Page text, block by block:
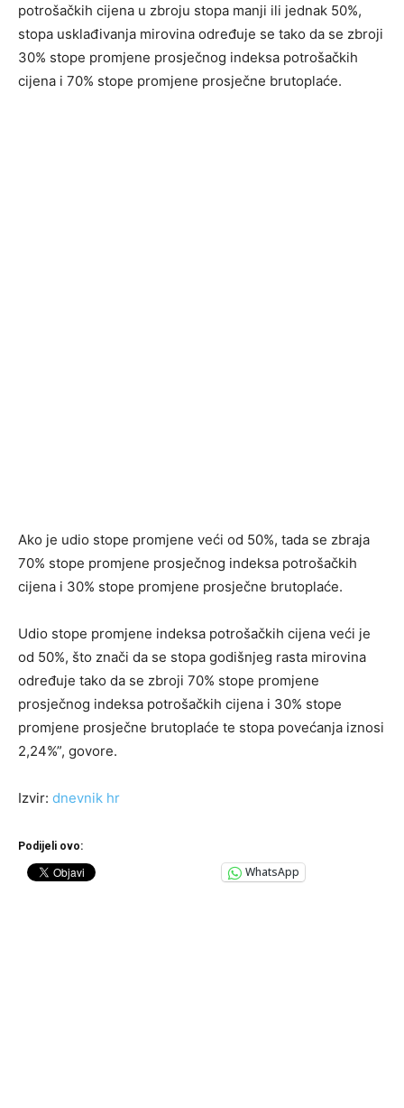
potrošačkih cijena u zbroju stopa manji ili jednak 50%,
stopa usklađivanja mirovina određuje se tako da se zbroji
30% stope promjene prosječnog indeksa potrošačkih
cijena i 70% stope promjene prosječne brutoplaće.
Ako je udio stope promjene veći od 50%, tada se zbraja
70% stope promjene prosječnog indeksa potrošačkih
cijena i 30% stope promjene prosječne brutoplaće.
Udio stope promjene indeksa potrošačkih cijena veći je
od 50%, što znači da se stopa godišnjeg rasta mirovina
određuje tako da se zbroji 70% stope promjene
prosječnog indeksa potrošačkih cijena i 30% stope
promjene prosječne brutoplaće te stopa povećanja iznosi
2,24%”, govore.
Izvir: dnevnik hr
Podijeli ovo:
WhatsApp